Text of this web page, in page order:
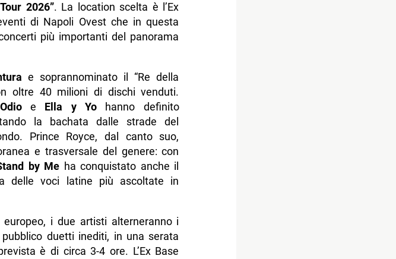
2026”. La location scelta è l’Ex
di Napoli Ovest che in questa
più importanti del panorama
e soprannominato il “Re della
oltre 40 milioni di dischi venduti.
Odioe Ella y Yohanno definito
la bachata dalle strade del
Prince Royce, dal canto suo,
e trasversale del genere: con
by Me ha conquistato anche il
delle voci latine più ascoltate in
i due artisti alterneranno i
duetti inediti, in una serata
è di circa 3-4 ore. L’Ex Base